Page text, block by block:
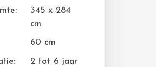
345 x 284
cm
60 cm
2 tot 6 jaar